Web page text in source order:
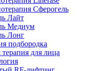
Сферогель
Лайт
Медиум
Лонг
подбородка
для лица